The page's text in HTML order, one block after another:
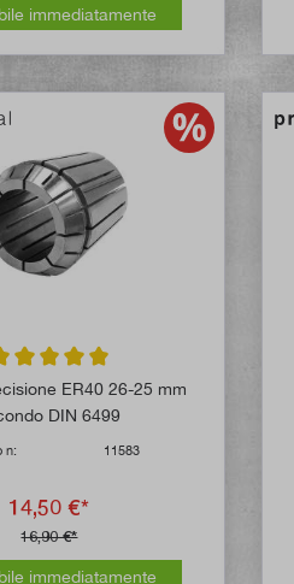
immediatamente
media di 5 su 5 stelle
ER40 26-25 mm
DIN 6499
n: 11583
14,50 €*
16,90 €*
immediatamente